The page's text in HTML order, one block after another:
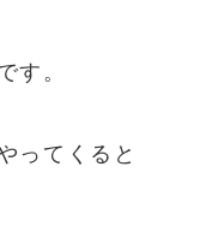
す。
ってくると